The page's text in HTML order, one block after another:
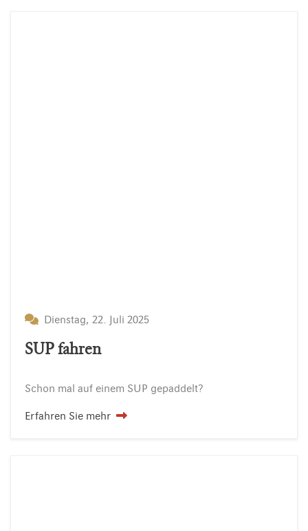
Dienstag, 22. Juli 2025
SUP fahren
Schon mal auf einem SUP gepaddelt?
Erfahren Sie mehr